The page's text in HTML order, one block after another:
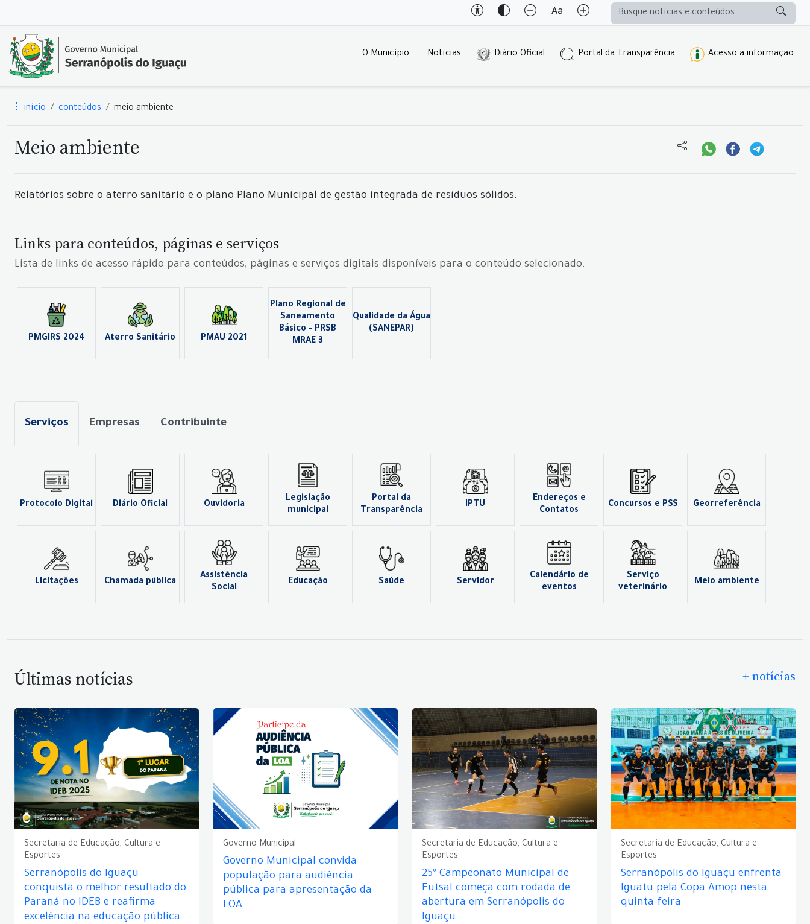
O Município Notícias Diário Oficial Portal da Transparência Acesso a informação
início conteúdos meio ambiente
Meio ambiente
Relatórios sobre o aterro sanitário e o plano Plano Municipal de gestão integrada de resíduos sólidos.
Links para conteúdos, páginas e serviços
Lista de links de acesso rápido para conteúdos, páginas e serviços digitais disponíveis para o conteúdo selecionado.
PMGIRS 2024 Aterro Sanitário PMAU 2021
Plano Regional de
Saneamento
Básico - PRSB
MRAE 3
Qualidade da Água
(SANEPAR)
Serviços Empresas Contribuinte
Protocolo Digital Diário Oficial Ouvidoria
Legislação
municipal
Portal da
Transparência
IPTU
Endereços e
Contatos
Concursos e PSS Georreferência
Licitações Chamada pública
Assistência
Social
Educação Saúde Servidor
Calendário de
eventos
Serviço
veterinário
Meio ambiente
Últimas notícias + notícias
Secretaria de Educação, Cultura e
Esportes
Serranópolis do Iguaçu
conquista o melhor resultado do
Paraná no IDEB e reafirma
excelência na educação pública
Governo Municipal
Governo Municipal convida
população para audiência
pública para apresentação da
LOA
Secretaria de Educação, Cultura e
Esportes
25º Campeonato Municipal de
Futsal começa com rodada de
abertura em Serranópolis do
Iguaçu
Secretaria de Educação, Cultura e
Esportes
Serranópolis do Iguaçu enfrenta
Iguatu pela Copa Amop nesta
quinta-feira